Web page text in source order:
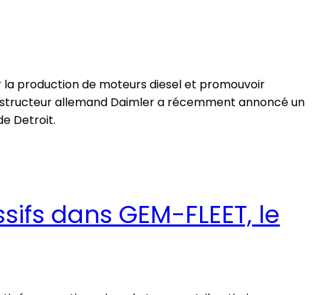
la production de moteurs diesel et promouvoir
allemand Daimler a récemment annoncé un
Detroit.
dans GEM-FLEET, le